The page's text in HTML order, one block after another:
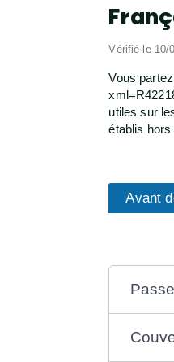
Vérifié le 10/
Vous
utiles sur
établis hors
Avant